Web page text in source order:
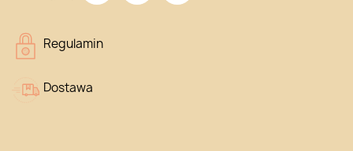
Regulamin
Dostawa